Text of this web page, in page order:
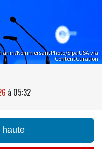
Kommersant Photo/Sipa USA via
Content Curation
à 05:32
haute